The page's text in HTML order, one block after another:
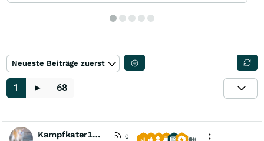
Neueste Beiträge zuerst
1 ► 68
Kampfkater1969
0